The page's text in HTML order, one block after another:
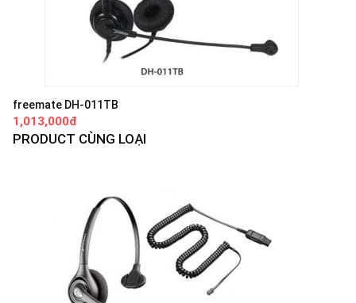
freemate DH-011TB
1,013,000đ
PRODUCT CÙNG LOẠI